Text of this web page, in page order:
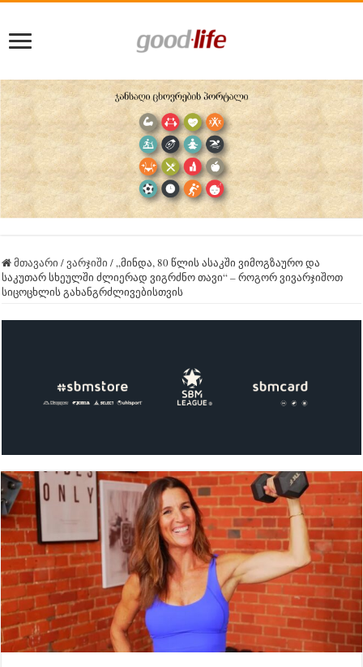
მთავარი /ვარჯიში /„მინდა, 80 წლის ასაკში ვიმოგზაურო და
საკუთარ სხეულში ძლიერად ვიგრძნო თავი“ – როგორ ვივარჯიშოთ
სიცოცხლის გახანგრძლივებისთვის